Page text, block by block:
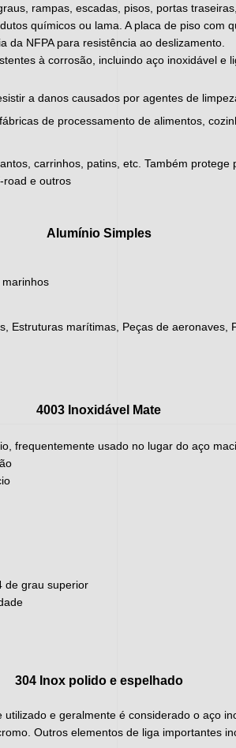
rampas, escadas, pisos, portas
químicos ou lama. A placa de piso com
NFPA para resistência ao deslizamento.
à corrosão, incluindo aço inoxidável e
a danos causados por agentes de
de processamento de alimentos,
carrinhos, patins, etc. Também
road e outros
Alumínio Simples
Estruturas marítimas, Peças de aeronaves,
4003 Inoxidável Mate
frequentemente usado no lugar do aço
de grau superior
304 Inox polido e espelhado
e geralmente é considerado o aço
Outros elementos de liga importantes